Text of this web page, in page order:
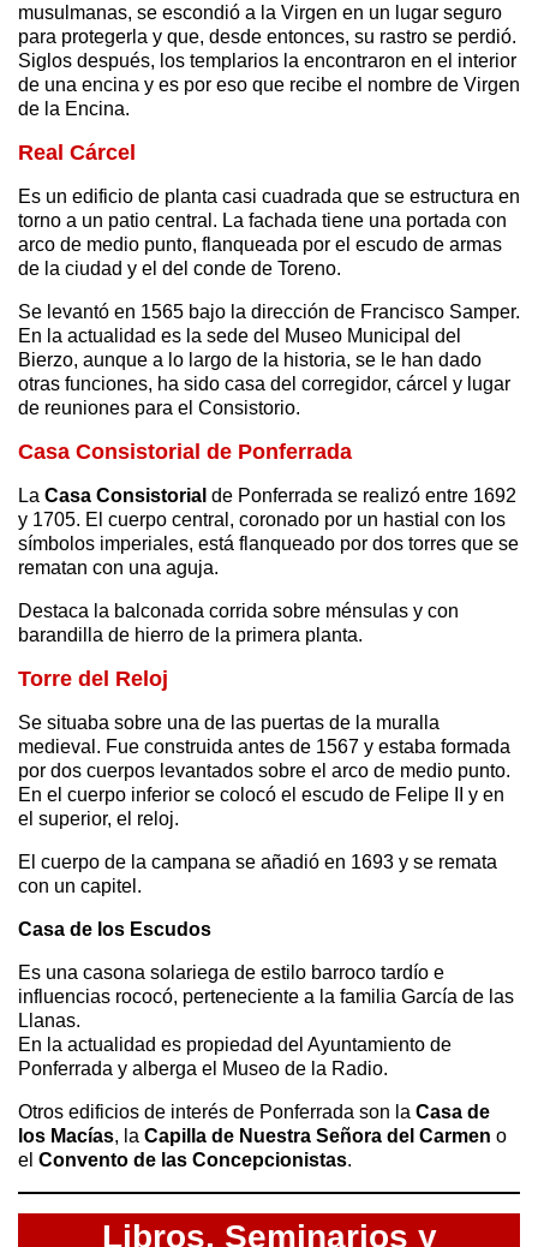
musulmanas, se escondió a la Virgen en un lugar seguro
para protegerla y que, desde entonces, su rastro se perdió.
Siglos después, los templarios la encontraron en el interior
de una encina y es por eso que recibe el nombre de Virgen
de la Encina.
Real Cárcel
Es un edificio de planta casi cuadrada que se estructura en
torno a un patio central. La fachada tiene una portada con
arco de medio punto, flanqueada por el escudo de armas
de la ciudad y el del conde de Toreno.
Se levantó en 1565 bajo la dirección de Francisco Samper.
En la actualidad es la sede del Museo Municipal del
Bierzo, aunque a lo largo de la historia, se le han dado
otras funciones, ha sido casa del corregidor, cárcel y lugar
de reuniones para el Consistorio.
Casa Consistorial de Ponferrada
La Casa Consistorial de Ponferrada se realizó entre 1692
y 1705. El cuerpo central, coronado por un hastial con los
símbolos imperiales, está flanqueado por dos torres que se
rematan con una aguja.
Destaca la balconada corrida sobre ménsulas y con
barandilla de hierro de la primera planta.
Torre del Reloj
Se situaba sobre una de las puertas de la muralla
medieval. Fue construida antes de 1567 y estaba formada
por dos cuerpos levantados sobre el arco de medio punto.
En el cuerpo inferior se colocó el escudo de Felipe II y en
el superior, el reloj.
El cuerpo de la campana se añadió en 1693 y se remata
con un capitel.
Casa de los Escudos
Es una casona solariega de estilo barroco tardío e
influencias rococó, perteneciente a la familia García de las
Llanas.
En la actualidad es propiedad del Ayuntamiento de
Ponferrada y alberga el Museo de la Radio.
Otros edificios de interés de Ponferrada son la Casa de
los Macías, la Capilla de Nuestra Señora del Carmen o
el Convento de las Concepcionistas.
Libros, Seminarios y